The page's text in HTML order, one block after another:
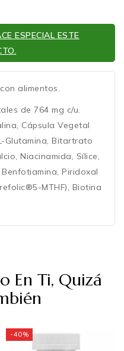
ESPECIAL ESTE
alimentos.
de 764 mg c/u.
Cápsula Vegetal
Glutamina, Bitartrato
Niacinamida, Sílice,
Piridoxal
MTHF), Biotina
En Ti, Quizá
-40%